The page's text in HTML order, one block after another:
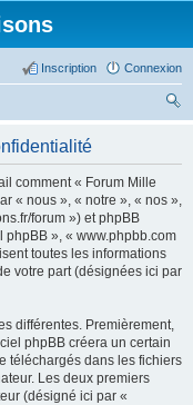
Connexion
Inscription
er
comment « Forum Mille
« nous », « notre », « nos »,
forum ») et phpBB
», « www.phpbb.com
toutes les informations
votre part (désignées ici par
différentes. Premièrement,
phpBB créera un certain
téléchargés dans les fichiers
Les deux premiers
(désigné ici par «